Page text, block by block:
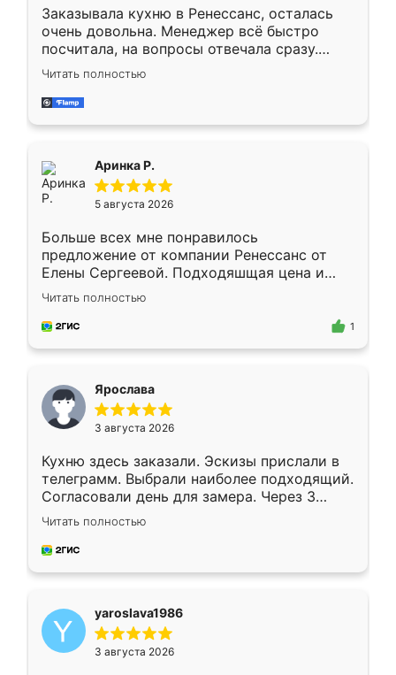
Заказывала кухню в Ренессанс, осталась
очень довольна. Менеджер всё быстро
посчитала, на вопросы отвечала сразу.
Замерщик приехал в субботу, подошёл к
делу со всей ответственностью. Собрали
за день, ребята работали аккуратно, даже
Читать полностью
Аринка Р.
5 августа 2026
Больше всех мне понравилось
предложение от компании Ренессанс от
Елены Сергеевой. Подходяшщая цена и
короткие сроки изготовления. Приехавший
для замера сотрудник Владислав
предложил по моему эскизу самый
Читать полностью
1
Ярослава
3 августа 2026
Кухню здесь заказали. Эскизы прислали в
телеграмм. Выбрали наиболее подходящий.
Согласовали день для замера. Через 3
недели кухня была уже готова. Остались
довольны работой. Спасибо Ренессанс
мебель за качественную работу!
Читать полностью
yaroslava1986
3 августа 2026